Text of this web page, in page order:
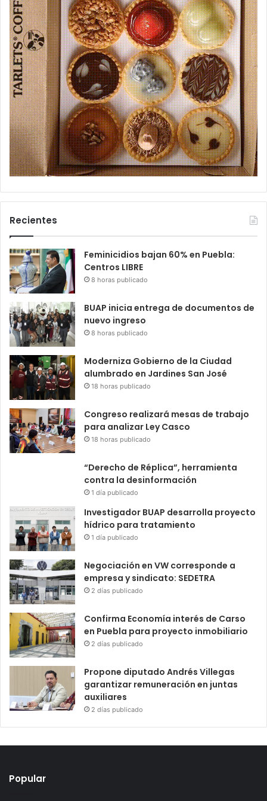
Recientes
Feminicidios bajan 60% en Puebla:
Centros LIBRE
8 horas publicado
BUAP inicia entrega de documentos de
nuevo ingreso
8 horas publicado
Moderniza Gobierno de la Ciudad
alumbrado en Jardines San José
18 horas publicado
Congreso realizará mesas de trabajo
para analizar Ley Casco
18 horas publicado
“Derecho de Réplica”, herramienta
contra la desinformación
1 día publicado
Investigador BUAP desarrolla proyecto
hídrico para tratamiento
1 día publicado
Negociación en VW corresponde a
empresa y sindicato: SEDETRA
2 días publicado
Confirma Economía interés de Carso
en Puebla para proyecto inmobiliario
2 días publicado
Propone diputado Andrés Villegas
garantizar remuneración en juntas
auxiliares
2 días publicado
Popular